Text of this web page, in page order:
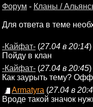
Форум - Кланы /
Для ответа в теме
-Кайфат- (27.04 в 20:14)
Пойду в клан
-Кайфат- (27.04 в 20:45)
Как заурыть тему?
Armatyra (27.04 в
Вроде такой значок